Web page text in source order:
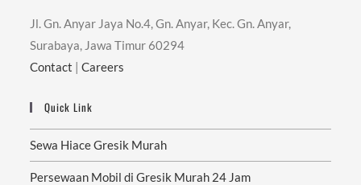
Jl. Gn. Anyar Jaya No.4, Gn. Anyar, Kec. Gn. Anyar,
Surabaya, Jawa Timur 60294
Contact |Careers
Quick Link
Sewa Hiace Gresik Murah
Persewaan Mobil di Gresik Murah 24 Jam